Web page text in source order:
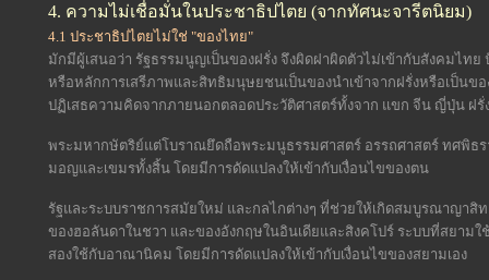
4. ความไม่เชื่อมั่นในประชาธิปไตย (จากทัศนะจารีตนิยม)
4.1 ประชาธิปไตยไม่ใช่ "ของไทย"
มักมีผู้เสนอว่า รัฐธรรมนูญเป็นของฝรั่ง จึงผิดฝาผิดตัวไม่เข้ากับสังคมไ
หรือหลักการเสรีภาพและสิทธิมนุษยชนเป็นของนำเข้าจากฝรั่งหรือเป็นข
ปฏิเสธความคิดจากภายนอกตลอดประวัติศาสตร์ทั้งจาก แขก จีน ญี่ปุ่น ฝ
พระมหากษัตริย์แต่โบราณยึดถือพระมนูธรรมศาสตร์ อรรถศาสตร์ ทศพิธ
มอญและเขมรทั้งสิ้น โดยมีการดัดแปลงให้เข้ากับเงื่อนไขของตน
รัฐและระบบราชการสมัยใหม่ และกลไกต่างๆ ที่ช่วยให้เกิดสมบูรณาญาสิ
ของฮอลันดาในชวา และของอังกฤษในอินเดียและสิงคโปร์ ระบบที่สยาม
สองใช้กับอาณานิคม โดยมีการดัดแปลงให้เข้ากับเงื่อนไขของสยามเอง